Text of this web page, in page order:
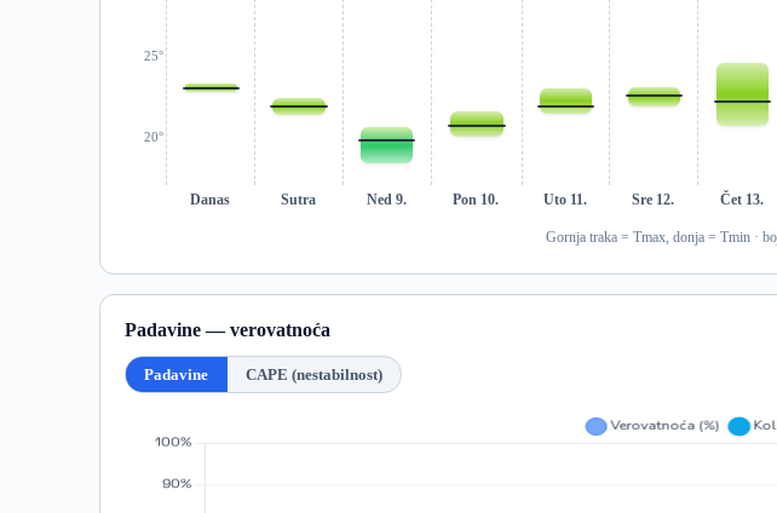
20°
25°
Danas Sutra Ned 9. Pon 10. Uto 11. Sre 12. Čet 13.
Gornja traka = Tmax, donja = Tmin ·
Padavine — verovatnoća
Padavine CAPE (nestabilnost)